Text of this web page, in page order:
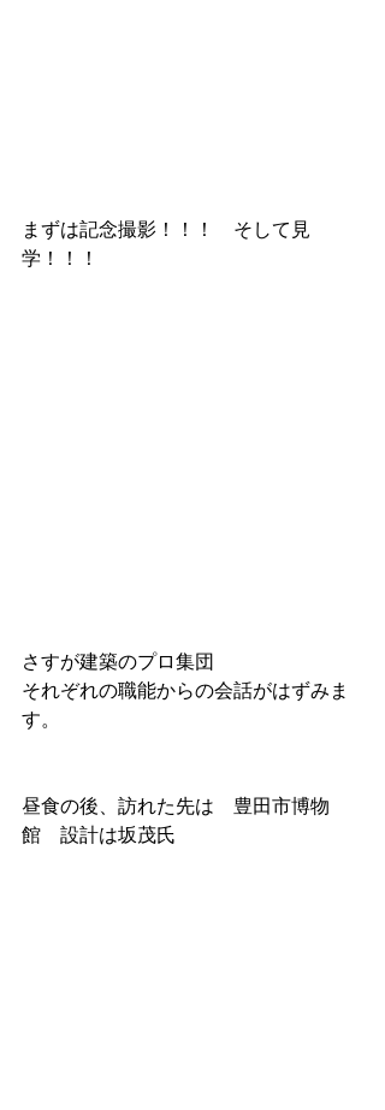
まずは記念撮影！！！　そして見
学！！！
さすが建築のプロ集団
それぞれの職能からの会話がはずみま
す。
昼食の後、訪れた先は　豊田市博物
館　設計は坂茂氏